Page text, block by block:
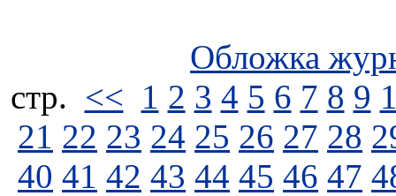
Обложка
стp. << 1 2 3 4 5 6 7 8 9
21 22 23 24 25 26 27 28
40 41 42 43 44 45 46 47